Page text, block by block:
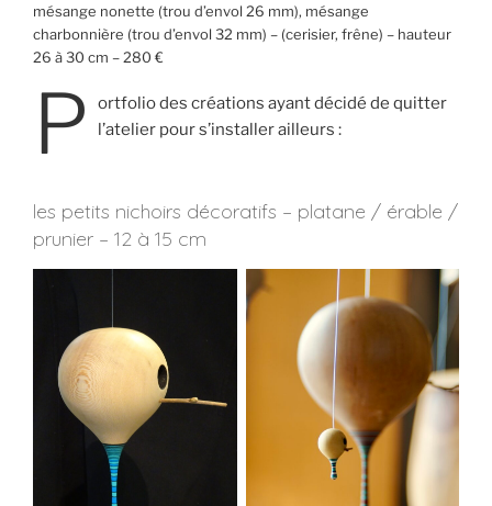
mésange nonette (trou d’envol 26 mm), mésange
charbonnière (trou d’envol 32 mm) – (cerisier, frêne) – hauteur
26 à 30 cm – 280 €
P
ortfolio des créations ayant décidé de quitter
l’atelier pour s’installer ailleurs :
les petits nichoirs décoratifs – platane / érable /
prunier – 12 à 15 cm